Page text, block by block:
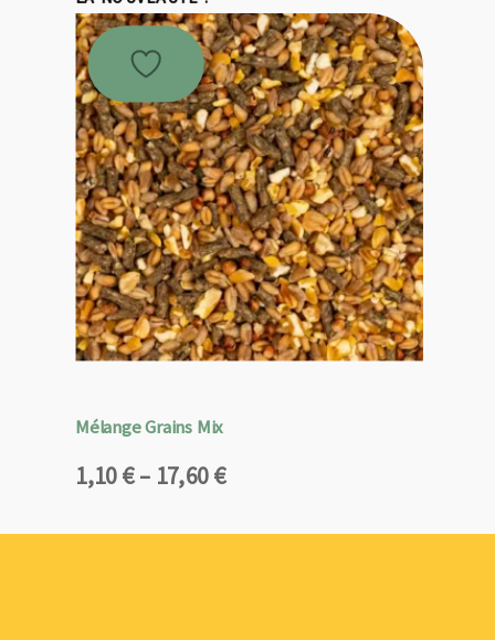
Mélange Grains Mix
1,10€– 17,60€
Plage
prix :